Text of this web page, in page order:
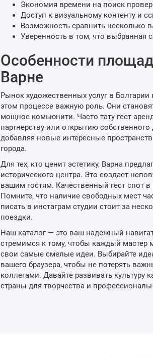
Экономия времени на поиск
Доступ к визуальному контенту и
Возможность сравнить несколько
Уверенность в том, что выбранная
Особенности
Варне
Рынок художественных услуг в Болгарии
этом процессе важную роль. Они
мощное комьюнити. Часто тату гест
партнерству или открытию
добавляя новые интересные
города.
Для тех, кто ценит эстетику, Варна
исторического центра. Это создает
вашим гостям. Качественный гест спот
Помните, что наличие свободных мест
писать в инстаграм студии стоит за
поездки.
Наш каталог — это ваш надежный
стремимся к тому, чтобы каждый мастер
свои самые смелые идеи. Выбирайте
вашего браузера, чтобы не потерять
коллегами. Давайте развивать культуру
страны для творчества и